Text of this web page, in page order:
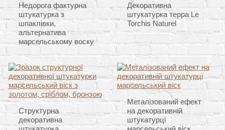
Недорога фактурна
штукатурка з
шпаклівки,
альтернатива
марсельському воску
Декоративна
штукатурка терра Le
Torchis Naturel
Структурна
декоративна
Металізований ефект
на декоративній
штукатурці